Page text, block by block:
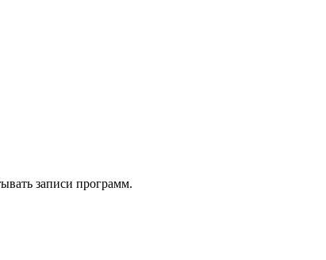
записи программ.